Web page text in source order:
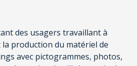
des usagers travaillant à
la production du matériel de
avec pictogrammes, photos,